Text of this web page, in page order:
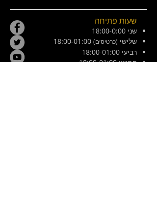
שעות פתיחה
שני 18:00-0:00
שלישי (כרטיסים)
רביעי 18:00-01:00
חמישי 18:00-01:00